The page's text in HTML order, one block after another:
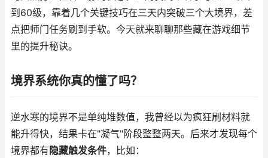
到60级，靠着几个关键技巧在三天内突破三个大境界，差
点把师门任务刷到手软。今天就来聊聊那些藏在游戏细节
里的提升秘诀。
境界系统你真的懂了吗？
逆水寒的境界不是单纯堆数值，我曾经以为疯狂刷材料就
能升得快，结果卡在"凝气"阶段整整两天。后来才发现每个
境界都有 隐藏触发条件，比如：